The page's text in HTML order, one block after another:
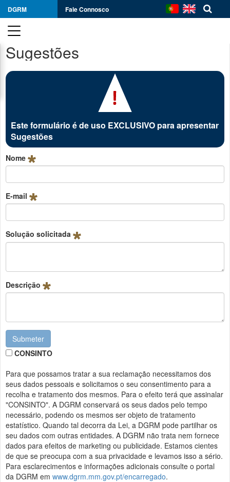
DGRM Fale Connosco
Sugestões
Este formulário é de uso EXCLUSIVO para apresentar
Sugestões
Nome
E-mail
Solução solicitada
Descrição
Submeter
CONSINTO
Para que possamos tratar a sua reclamação necessitamos dos
seus dados pessoais e solicitamos o seu consentimento para a
recolha e tratamento dos mesmos. Para o efeito terá que assinalar
"CONSINTO". A DGRM conservará os seus dados pelo tempo
necessário, podendo os mesmos ser objeto de tratamento
estatístico. Quando tal decorra da Lei, a DGRM pode partilhar os
seu dados com outras entidades. A DGRM não trata nem fornece
dados para efeitos de marketing ou publicidade. Estamos cientes
de que se preocupa com a sua privacidade e levamos isso a sério.
Para esclarecimentos e informações adicionais consulte o portal
da DGRM em www.dgrm.mm.gov.pt/encarregado.